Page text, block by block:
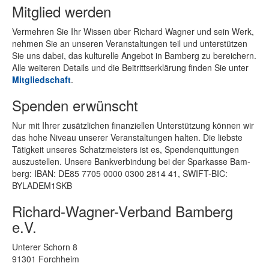
Mitglied werden
Ver­meh­ren Sie Ihr Wis­sen über Ri­chard Wag­ner und sein Werk,
neh­men Sie an un­se­ren Ver­an­stal­tun­gen teil und un­ter­stüt­zen
Sie uns da­bei, das kul­tu­rel­le An­ge­bot in Bam­berg zu be­rei­chern.
Alle wei­te­ren De­tails und die Bei­tritts­er­klä­rung fin­den Sie un­ter
Mit­glied­schaft.
Spenden erwünscht
Nur mit Ih­rer zu­sätz­li­chen fi­nan­zi­el­len Un­ter­stüt­zung kön­nen wir
das hohe Ni­veau un­se­rer Ver­an­stal­tun­gen hal­ten. Die liebs­te
Tä­tig­keit un­se­res Schatz­meis­ters ist es, Spen­den­quit­tun­gen
aus­zu­stel­len. Un­se­re Bank­ver­bin­dung bei der Spar­kas­se Bam­
berg: IBAN: DE85 7705 0000 0300 2814 41, SWIFT-BIC:
BYLADEM1SKB
Richard-Wagner-Verband Bamberg
e.V.
Un­te­rer Schorn 8
91301 Forchheim